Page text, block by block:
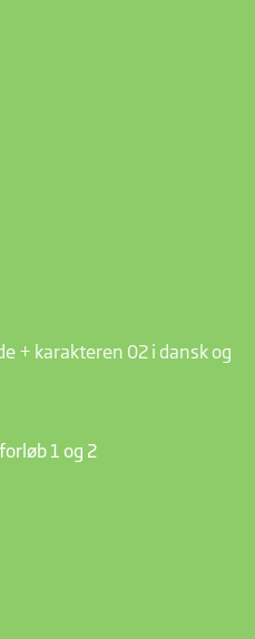
+ karakteren 02 i dansk og
1 og 2